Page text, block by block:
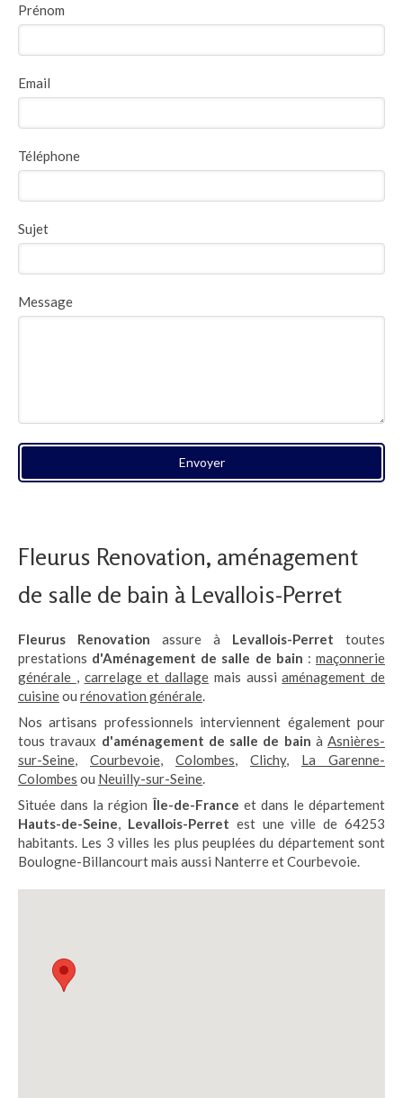
Prénom
Email
Téléphone
Sujet
Message
Envoyer
Fleurus Renovation, aménagement
de salle de bain à Levallois-Perret
Fleurus Renovation assure à Levallois-Perret toutes
prestations d'Aménagement de salle de bain :maçonnerie
générale , carrelage et dallage mais aussiaménagement de
cuisineou rénovation générale.
Nos artisans professionnels interviennent également pour
tous travaux d'aménagement de salle de bain à Asnières-
sur-Seine, Courbevoie, Colombes, Clichy, La Garenne-
Colombes ou Neuilly-sur-Seine.
Située dans la région Île-de-France et dans le département
Hauts-de-Seine, Levallois-Perret est une ville de 64253
habitants. Les 3 villes les plus peuplées du département sont
Boulogne-Billancourt mais aussi Nanterre et Courbevoie.